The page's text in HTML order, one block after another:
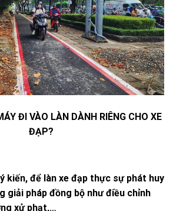
ĐI VÀO LÀN DÀNH RIÊNG CHO XE
ĐẠP?
kiến, để làn xe đạp thực sự phát huy
giải pháp đồng bộ như điều chỉnh
xử phạt,…